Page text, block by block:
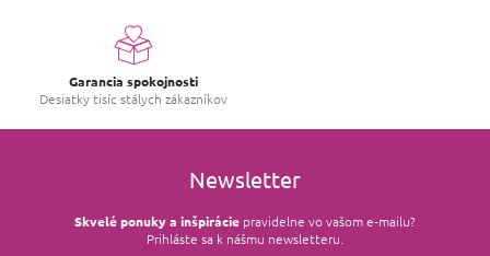
Garancia spokojnosti
Desiatky tisíc stálych zákazníkov
Newsletter
Skvelé ponuky a inšpirácie pravidelne vo vašom e‑mailu?
Prihláste sa k nášmu newsletteru.